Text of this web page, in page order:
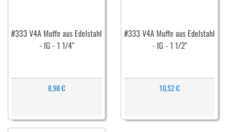
#333 V4A Muffe aus Edelstahl
- IG - 1 1/4"
8,98 €
#333 V4A Muffe aus Edelstahl
- IG - 1 1/2"
10,52 €